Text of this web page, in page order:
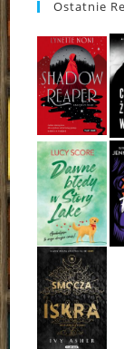
Ostatnie